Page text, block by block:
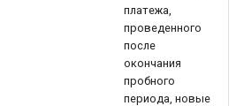
платежа,
проведенного
после
окончания
пробного
периода, новые